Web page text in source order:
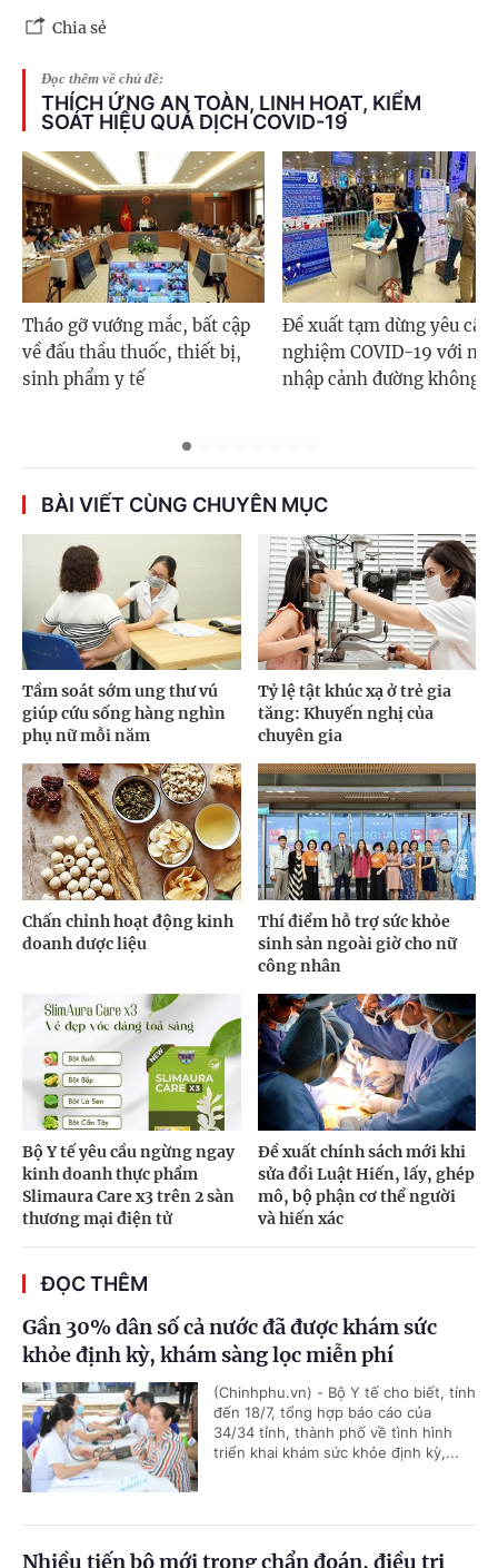
Chia sẻ
Đọc thêm về chủ đề:
THÍCH ỨNG AN TOÀN, LINH HOẠT, KIỂM
SOÁT HIỆU QUẢ DỊCH COVID-19
Tháo gỡ vướng mắc, bất cập
về đấu thầu thuốc, thiết bị,
sinh phẩm y tế
Đề xuất tạm dừng yêu cầu
nghiệm COVID-19 với
nhập cảnh đường không
BÀI VIẾT CÙNG CHUYÊN MỤC
Tầm soát sớm ung thư vú
giúp cứu sống hàng nghìn
phụ nữ mỗi năm
Tỷ lệ tật khúc xạ ở trẻ gia
tăng: Khuyến nghị của
chuyên gia
Chấn chỉnh hoạt động kinh
doanh dược liệu
Thí điểm hỗ trợ sức khỏe
sinh sản ngoài giờ cho nữ
công nhân
Bộ Y tế yêu cầu ngừng ngay
kinh doanh thực phẩm
Slimaura Care x3 trên 2 sàn
thương mại điện tử
Đề xuất chính sách mới khi
sửa đổi Luật Hiến, lấy, ghép
mô, bộ phận cơ thể người
và hiến xác
ĐỌC THÊM
Gần 30% dân số cả nước đã được khám sức
khỏe định kỳ, khám sàng lọc miễn phí
(Chinhphu.vn) - Bộ Y tế cho biết, tính
đến 18/7, tổng hợp báo cáo của
34/34 tỉnh, thành phố về tình hình
triển khai khám sức khỏe định kỳ,...
Nhiều tiến bộ mới trong chẩn đoán, điều trị